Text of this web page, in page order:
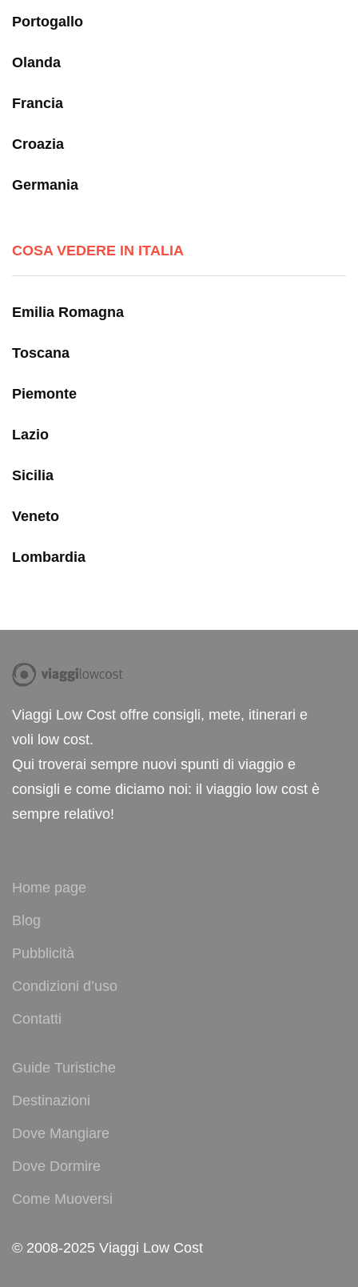
Portogallo
Olanda
Francia
Croazia
Germania
COSA VEDERE IN ITALIA
Emilia Romagna
Toscana
Piemonte
Lazio
Sicilia
Veneto
Lombardia
Viaggi Low Cost offre consigli, mete, itinerari e
voli low cost.
Qui troverai sempre nuovi spunti di viaggio e
consigli e come diciamo noi: il viaggio low cost è
sempre relativo!
Home page
Blog
Pubblicità
Condizioni d’uso
Contatti
Guide Turistiche
Destinazioni
Dove Mangiare
Dove Dormire
Come Muoversi
© 2008-2025 Viaggi Low Cost